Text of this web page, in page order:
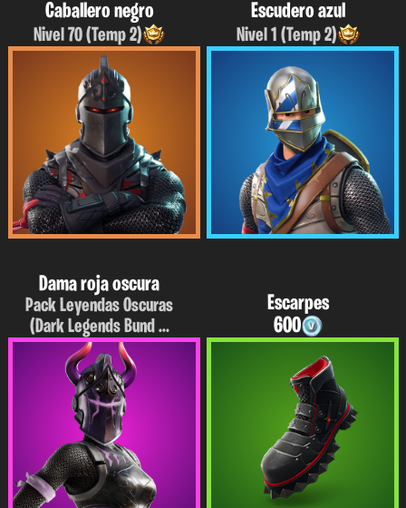
Caballero negro
Nivel 70 (Temp 2)
Escudero azul
Nivel 1 (Temp 2)
Dama roja oscura
Pack Leyendas Oscuras
(Dark Legends Bund ...
Escarpes
600